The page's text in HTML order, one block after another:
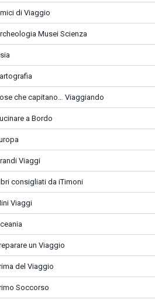
di Viaggio
Musei Scienza
che capitano… Viaggiando
a Bordo
Viaggi
consigliati da iTimoni
Viaggi
un Viaggio
del Viaggio
Soccorso